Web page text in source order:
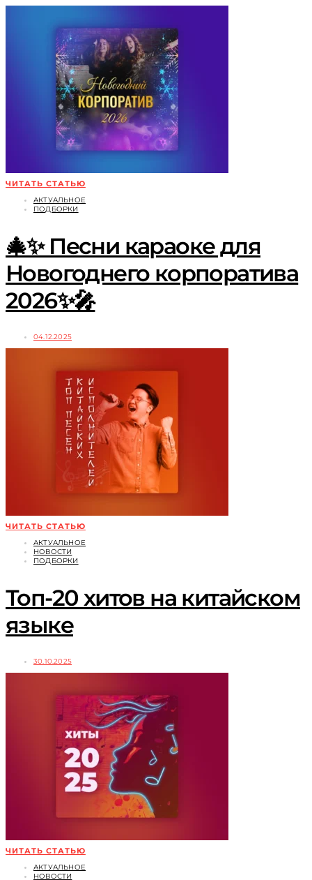
ЧИТАТЬ СТАТЬЮ
АКТУАЛЬНОЕ
ПОДБОРКИ
🎄✨ Песни караоке для
Новогоднего корпоратива
2026✨🎤
04.12.2025
ЧИТАТЬ СТАТЬЮ
АКТУАЛЬНОЕ
НОВОСТИ
ПОДБОРКИ
Топ-20 хитов на китайском
языке
30.10.2025
ЧИТАТЬ СТАТЬЮ
АКТУАЛЬНОЕ
НОВОСТИ